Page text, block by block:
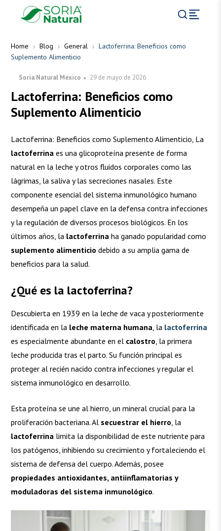
Home Blog General
Lactoferrina: Beneficios como
Suplemento Alimenticio
Soria Natural México 29 de mayo de 2026
Lactoferrina: Beneficios como
Suplemento Alimenticio
Lactoferrina: Beneficios como Suplemento Alimenticio, La
lactoferrina es una glicoproteína presente de forma
natural en la leche y otros fluidos corporales como las
lágrimas, la saliva y las secreciones nasales. Este
componente esencial del sistema inmunológico humano
desempeña un papel clave en la defensa contra infecciones
y la regulación de diversos procesos biológicos. En los
últimos años, la lactoferrina ha ganado popularidad como
suplemento alimenticio debido a su amplia gama de
beneficios para la salud.
¿Qué es la lactoferrina?
Descubierta en 1939 en la leche de vaca y posteriormente
identificada en la leche materna humana, la lactoferrina
es especialmente abundante en el calostro, la primera
leche producida tras el parto. Su función principal es
proteger al recién nacido contra infecciones y regular el
sistema inmunológico en desarrollo.
Esta proteína se une al hierro, un mineral crucial para la
proliferación bacteriana. Al secuestrar el hierro, la
lactoferrina limita la disponibilidad de este nutriente para
los patógenos, inhibiendo su crecimiento y fortaleciendo el
sistema de defensa del cuerpo. Además, posee
propiedades antioxidantes, antiinflamatorias y
moduladoras del sistema inmunológico.